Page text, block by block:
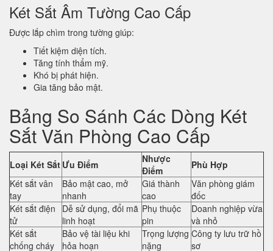
Két Sắt Âm Tường Cao Cấp
Được lắp chìm trong tường giúp:
Tiết kiệm diện tích.
Tăng tính thẩm mỹ.
Khó bị phát hiện.
Gia tăng bảo mật.
Bảng So Sánh Các Dòng Két
Sắt Văn Phòng Cao Cấp
Loại Két Sắt Ưu Điểm
Nhược
Điểm
Phù Hợp
Két sắt vân
tay
Bảo mật cao, mở
nhanh
Giá thành
cao
Văn phòng giám
đốc
Két sắt điện
tử
Dễ sử dụng, đổi mã
linh hoạt
Phụ thuộc
pin
Doanh nghiệp vừa
và nhỏ
Két sắt
chống cháy
Bảo vệ tài liệu khi
hỏa hoạn
Trọng lượng
nặng
Công ty lưu trữ hồ
sơ